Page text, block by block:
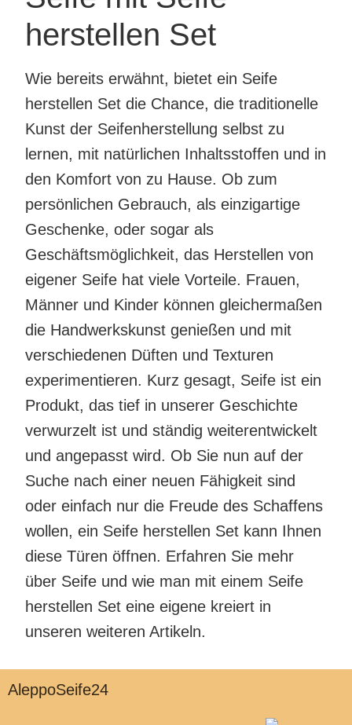
herstellen Set
Wie bereits erwähnt, bietet ein Seife
herstellen Set die Chance, die traditionelle
Kunst der Seifenherstellung selbst zu
lernen, mit natürlichen Inhaltsstoffen und in
den Komfort von zu Hause. Ob zum
persönlichen Gebrauch, als einzigartige
Geschenke, oder sogar als
Geschäftsmöglichkeit, das Herstellen von
eigener Seife hat viele Vorteile. Frauen,
Männer und Kinder können gleichermaßen
die Handwerkskunst genießen und mit
verschiedenen Düften und Texturen
experimentieren. Kurz gesagt, Seife ist ein
Produkt, das tief in unserer Geschichte
verwurzelt ist und ständig weiterentwickelt
und angepasst wird. Ob Sie nun auf der
Suche nach einer neuen Fähigkeit sind
oder einfach nur die Freude des Schaffens
wollen, ein Seife herstellen Set kann Ihnen
diese Türen öffnen. Erfahren Sie mehr
über Seife und wie man mit einem Seife
herstellen Set eine eigene kreiert in
unseren weiteren Artikeln.
AleppoSeife24